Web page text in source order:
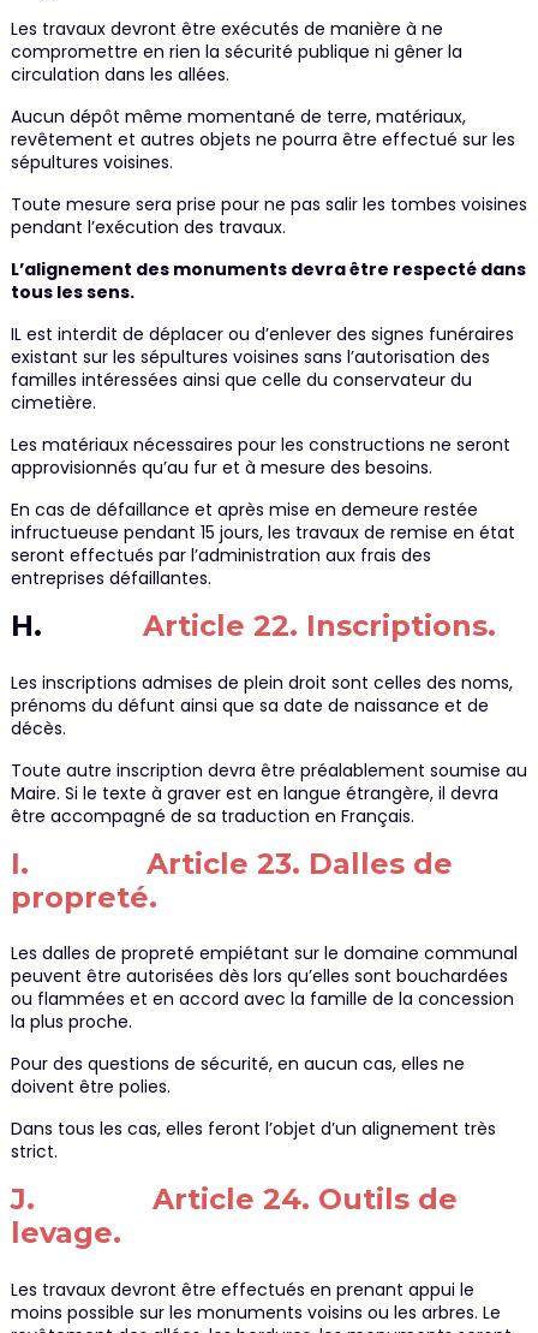
Les travaux devront être exécutés de manière à ne
compromettre en rien la sécurité publique ni gêner la
circulation dans les allées.
Aucun dépôt même momentané de terre, matériaux,
revêtement et autres objets ne pourra être effectué sur les
sépultures voisines.
Toute mesure sera prise pour ne pas salir les tombes voisines
pendant l’exécution des travaux.
L’alignement des monuments devra être respecté dans
tous les sens.
IL est interdit de déplacer ou d’enlever des signes funéraires
existant sur les sépultures voisines sans l’autorisation des
familles intéressées ainsi que celle du conservateur du
cimetière.
Les matériaux nécessaires pour les constructions ne seront
approvisionnés qu’au fur et à mesure des besoins.
En cas de défaillance et après mise en demeure restée
infructueuse pendant 15 jours, les travaux de remise en état
seront effectués par l’administration aux frais des
entreprises défaillantes.
H. Article 22. Inscriptions.
Les inscriptions admises de plein droit sont celles des noms,
prénoms du défunt ainsi que sa date de naissance et de
décès.
Toute autre inscription devra être préalablement soumise au
Maire. Si le texte à graver est en langue étrangère, il devra
être accompagné de sa traduction en Français.
I. Article 23. Dalles de
propreté.
Les dalles de propreté empiétant sur le domaine communal
peuvent être autorisées dès lors qu’elles sont bouchardées
ou flammées et en accord avec la famille de la concession
la plus proche.
Pour des questions de sécurité, en aucun cas, elles ne
doivent être polies.
Dans tous les cas, elles feront l’objet d’un alignement très
strict.
J. Article 24. Outils de
levage.
Les travaux devront être effectués en prenant appui le
moins possible sur les monuments voisins ou les arbres. Le